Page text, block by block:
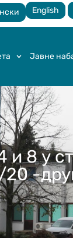
English
Јавне
8 у
-